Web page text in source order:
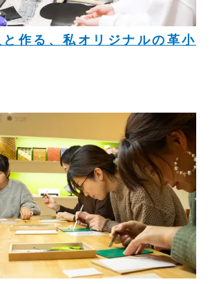
作る、私オリジナルの革小